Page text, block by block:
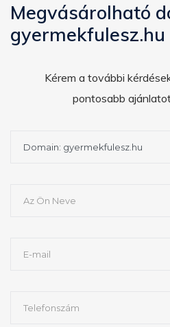
Megvásárolható
gyermekfulesz.hu
Kérem a további
pontosabb